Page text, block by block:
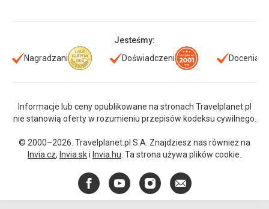
Jesteśmy:
Nagradzani
Doświadczeni Doceniani
Informacje lub ceny opublikowane na stronach Travelplanet.pl
nie stanowią oferty w rozumieniu przepisów kodeksu cywilnego.
© 2000–2026. Travelplanet.pl S.A. Znajdziesz nas również na
Invia.cz, Invia.ski Invia.hu . Ta strona używa plików cookie.
FacebookYouTubeInstagram
E-
mail